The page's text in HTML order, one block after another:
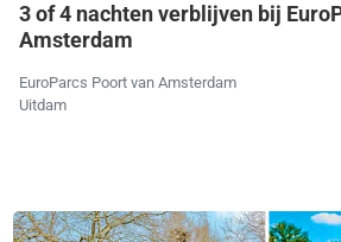
3 of 4 nachten verblijven bij
Amsterdam
EuroParcs Poort van Amsterdam
Uitdam